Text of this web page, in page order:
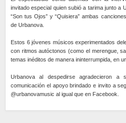
invitado especial quien subió a tarima junto a
“Son tus Ojos” y “Quisiera” ambas
de Urbanova.
Estos 6 jóvenes músicos experimentados
con ritmos autóctonos (como el merengue,
temas inéditos de manera ininterrumpida, en
Urbanova al despedirse agradecieron
comunicación el apoyo brindado e invito a
@urbanovamusic al igual que en Facebook.